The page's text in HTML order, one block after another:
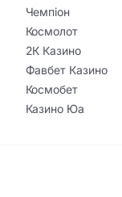
Чемпіон
Космолот
2К Казино
Фавбет Казино
Космобет
Казино Юа